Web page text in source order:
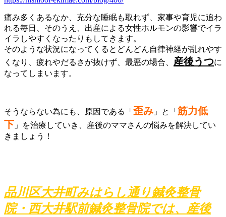
痛み多くあるなか、充分な睡眠も取れず、家事や育児に追わ
れる毎日、そのうえ、出産による女性ホルモンの影響でイラ
イラしやすくなったりもしてきます。
そのような状況になってくるとどんどん自律神経が乱れやす
くなり、疲れやだるさが抜けず、最悪の場合、 産後うつに
なってしまいます。
そうならない為にも、原因である「 歪み 」と「 筋力低
下 」を治療していき、産後のママさんの悩みを解決してい
きましょう！
品川区大井町みはらし通り鍼灸整骨
院・西大井駅前鍼灸整骨院では、産後